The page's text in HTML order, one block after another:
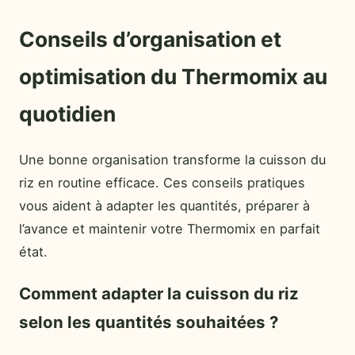
Conseils d’organisation et
optimisation du Thermomix au
quotidien
Une bonne organisation transforme la cuisson du
riz en routine efficace. Ces conseils pratiques
vous aident à adapter les quantités, préparer à
l’avance et maintenir votre Thermomix en parfait
état.
Comment adapter la cuisson du riz
selon les quantités souhaitées ?